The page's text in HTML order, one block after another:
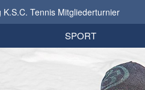
K.S.C. Tennis Mitgliederturnier
SPORT
2018